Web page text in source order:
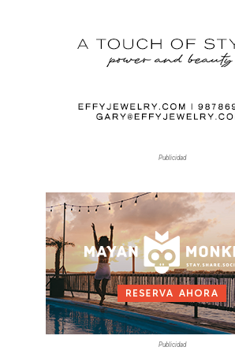
Publicidad
Publicidad